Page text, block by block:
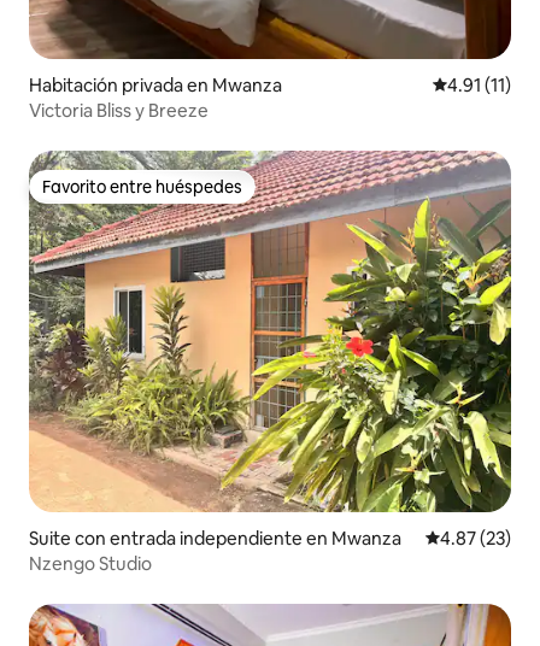
Habitación privada en Mwanza Calificación
4.91 (11)
Victoria Bliss y Breeze
Favorito entre huéspedes
Favorito entre huéspedes
Suite con entrada independiente en Mwanza Calificación
4.87 (23)
Nzengo Studio